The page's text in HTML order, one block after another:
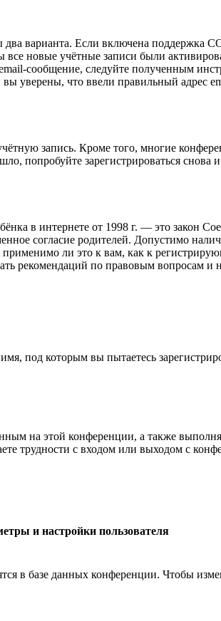
варианта. Если включена поддержка
новые учётные записи были
сообщение, следуйте полученным
уверены, что ввели правильный адрес
запись. Кроме того, многие
зарегистрироваться снова и
в интернете от 1998 г. — это закон
согласие родителей. Допустимо
ли это к вам, как к
рекомендаций по правовым вопросам
под которым вы пытаетесь
на этой конференции, а также
трудности с входом или выходом с
и настройки пользователя
в базе данных конференции. Чтобы